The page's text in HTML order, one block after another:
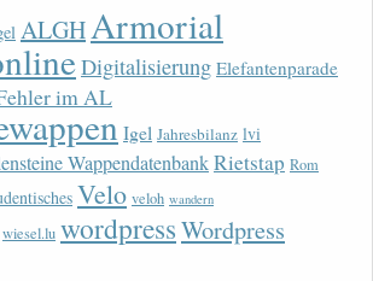
ALGHArmorial
Digitalisierung Elefantenparade
im AL
Igel Jahresbilanz lvi
WappendatenbankRietstap Rom
Velo veloh wandern
wiesel.lu wordpressWordpress